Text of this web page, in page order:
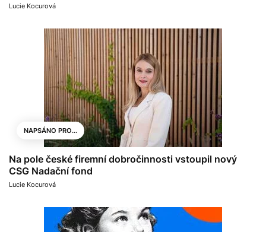
Lucie Kocurová
NAPSÁNO PRO...
Na pole české firemní dobročinnosti vstoupil nový
CSG Nadační fond
Lucie Kocurová